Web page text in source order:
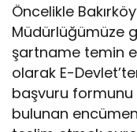
Öncelikle
Müdürlüğümüze
şartname temin
olarak E-
başvuru formunu
bulunan